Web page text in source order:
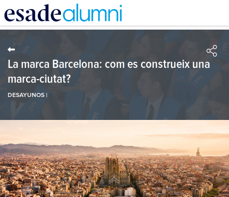
Vés
contingut
La marca Barcelona: com es construeix una
marca-ciutat?
DESAYUNOS |